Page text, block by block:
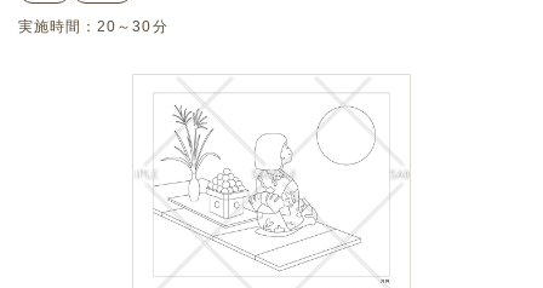
実施時間：20～30分